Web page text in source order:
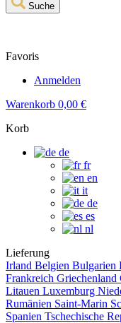
Suche
Favoris
Anmelden
Warenkorb 0,00 €
Korb
de
fr
en
it
de
es
nl
Lieferung
Irland Belgien Bulgarien
Frankreich Griechenland
Litauen Luxemburg
Rumänien Saint-Marin
Spanien Tschechische